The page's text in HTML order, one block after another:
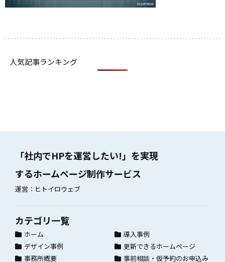
人気記事ランキング
「社内でHPを運営したい!」を実現
するホームページ制作サービス
運営：ヒトイロウェブ
カテゴリ一覧
ホーム
導入事例
デザイン事例
更新できるホームページ
事務所概要
事前相談・仮予約のお申込み